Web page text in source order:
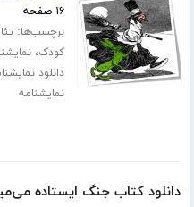
۱۶ صفحه
برچسب‌ها:
کودک،
دانلود
نمایشنامه
دانلود کتاب جنگ ایستاده